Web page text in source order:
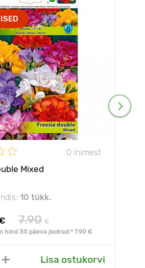
0 inimest
Mixed
10 tükk.
7.90 €
hind 30 päeva jooksul:* 7.90 €
Lisa ostukorvi